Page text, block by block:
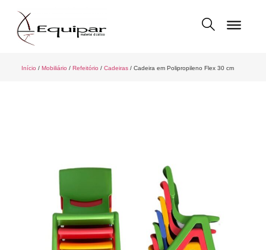
Início / Mobiliário / Refeitório / Cadeiras/ Cadeira em Polipropileno Flex 30 cm